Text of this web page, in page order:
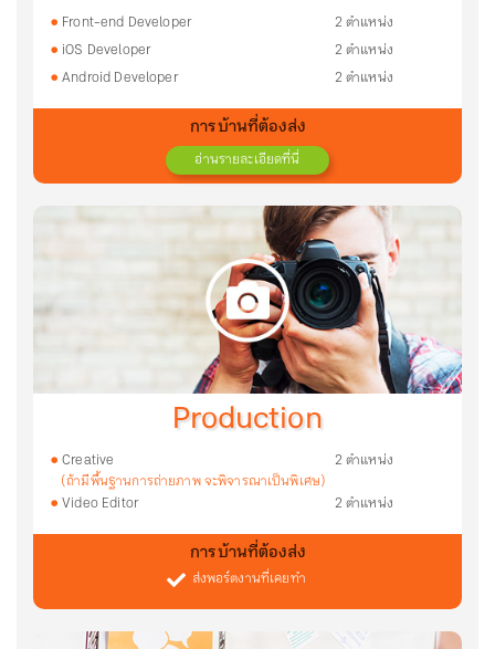
Front-end Developer
2 ตำแหน่ง
iOS Developer
2 ตำแหน่ง
Android Developer
2 ตำแหน่ง
การบ้านที่ต้องส่ง
อ่านรายละเอียดที่นี่
Production
Creative
2 ตำแหน่ง
(ถ้ามีพื้นฐานการถ่ายภาพ จะพิจารณาเป็นพิเศษ)
Video Editor
2 ตำแหน่ง
การบ้านที่ต้องส่ง
ส่งพอร์ตงานที่เคยทำ